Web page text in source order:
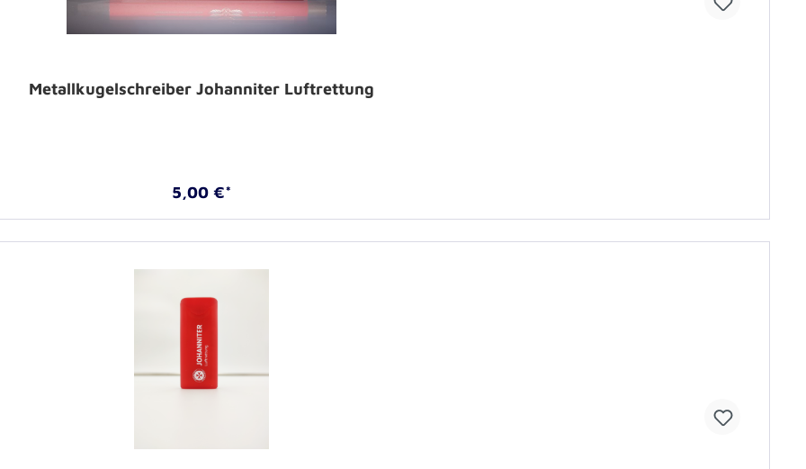
Metallkugelschreiber Johanniter Luftrettung
5,00 €*